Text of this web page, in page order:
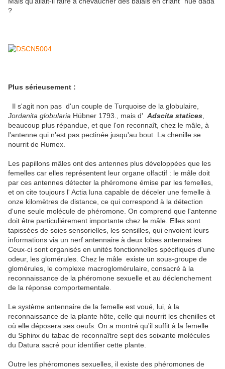
?
Plus sérieusement :
Il s'agit non pas d'un couple de Turquoise de la globulaire,
Jordanita globularia Hübner 1793., mais d' Adscita statices
beaucoup plus répandue, et que l'on reconnaît, chez le mâle, à
l'antenne qui n'est pas pectinée jusqu'au bout. La chenille se
nourrit de Rumex.
Les papillons mâles ont des antennes plus développées que les
femelles car elles représentent leur organe olfactif : le mâle doit
par ces antennes détecter la phéromone émise par les femelles,
et on cite toujours l' Actia luna capable de déceler une femelle à
onze kilomètres de distance, ce qui correspond à la détection
d'une seule molécule de phéromone. On comprend que l'antenne
doit être particuliérement importante chez le mâle. Elles sont
tapissées de soies sensorielles, les sensilles, qui envoient leurs
informations via un nerf antennaire à deux lobes antennaires
Ceux-ci sont organisés en unités fonctionnelles spécifiques d'une
odeur, les glomérules. Chez le mâle existe un sous-groupe de
glomérules, le complexe macroglomérulaire, consacré à la
reconnaissance de la phéromone sexuelle et au déclenchement
de la réponse comportementale.
Le système antennaire de la femelle est voué, lui, à la
reconnaissance de la plante hôte, celle qui nourrit les chenilles et
où elle déposera ses oeufs. On a montré qu'il suffit à la femelle
du Sphinx du tabac de reconnaître sept des soixante molécules
du Datura sacré pour identifier cette plante.
Outre les phéromones sexuelles, il existe des phéromones de